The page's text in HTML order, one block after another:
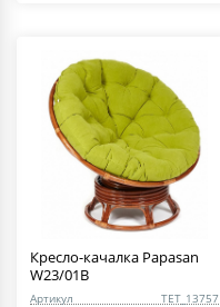
Кресло-качалка Papasan
W23/01B
Артикул TET_13757